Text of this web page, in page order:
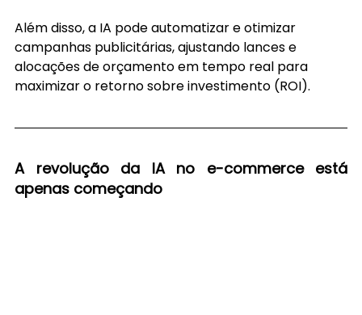
Além disso, a IA pode automatizar e otimizar
campanhas publicitárias, ajustando lances e
alocações de orçamento em tempo real para
maximizar o retorno sobre investimento (ROI).
A revolução da IA no e-commerce está
apenas começando